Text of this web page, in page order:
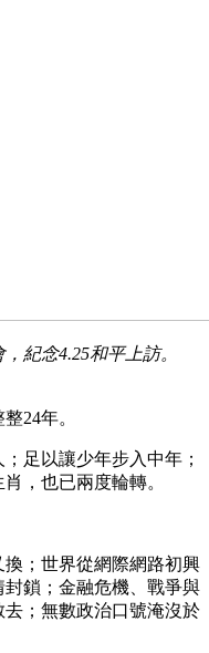
紀念4.25和平上訪。
24年。
足以讓少年步入中年；
，也已兩度輪轉。
；世界從網際網路初興
鎖；金融危機、戰爭與
；無數政治口號淹沒於